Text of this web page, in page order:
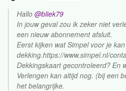
Hallo @bliek79
In jouw geval zou ik zeker niet
een nieuw abonnement afsluit.
Eerst kijken wat Simpel voor je
dekking.https://www.simpel.nl/
Dekkingskaart gecontroleerd? En
Verlengen kan altijd nog. (bij een
het belangrijke.